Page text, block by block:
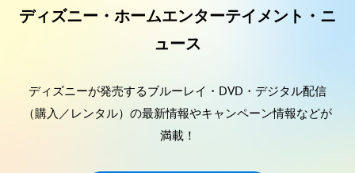
ディズニー・ホームエンターテイメント・ニ
ュース
ディズニーが発売するブルーレイ・DVD・デジタル配信
（購入／レンタル）の最新情報やキャンペーン情報などが
満載！